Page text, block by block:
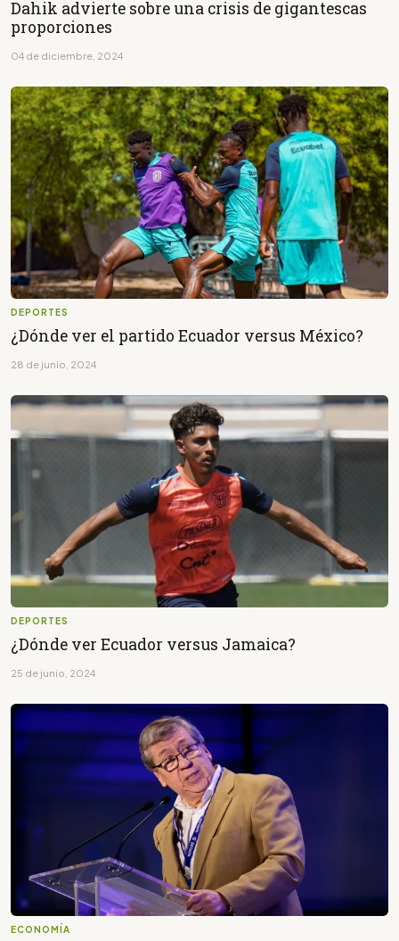
Dahik advierte sobre una crisis de gigantescas
proporciones
04 de diciembre, 2024
DEPORTES
¿Dónde ver el partido Ecuador versus México?
28 de junio, 2024
DEPORTES
¿Dónde ver Ecuador versus Jamaica?
25 de junio, 2024
ECONOMÍA